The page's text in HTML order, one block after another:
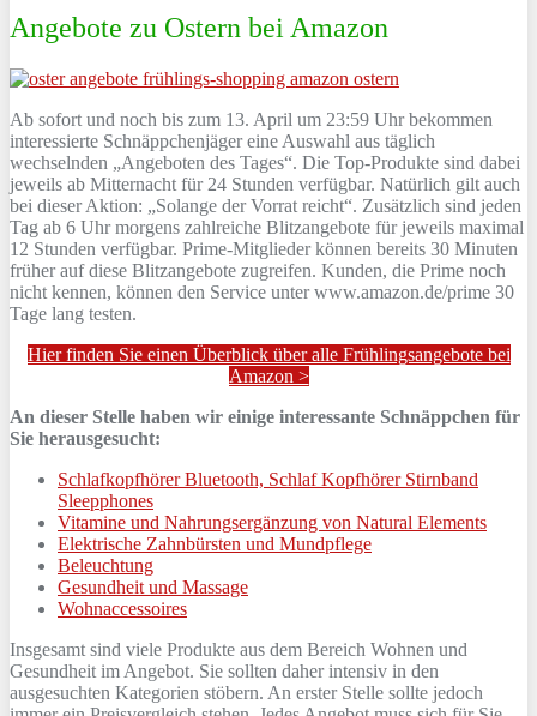
Angebote zu Ostern bei Amazon
Ab sofort und noch bis zum 13. April um 23:59 Uhr bekommen
interessierte Schnäppchenjäger eine Auswahl aus täglich
wechselnden „Angeboten des Tages“. Die Top-Produkte sind dabei
jeweils ab Mitternacht für 24 Stunden verfügbar. Natürlich gilt auch
bei dieser Aktion: „Solange der Vorrat reicht“. Zusätzlich sind jeden
Tag ab 6 Uhr morgens zahlreiche Blitzangebote für jeweils maximal
12 Stunden verfügbar. Prime-Mitglieder können bereits 30 Minuten
früher auf diese Blitzangebote zugreifen. Kunden, die Prime noch
nicht kennen, können den Service unter www.amazon.de/prime 30
Tage lang testen.
Hier finden Sie einen Überblick über alle Frühlingsangebote bei
Amazon >
An dieser Stelle haben wir einige interessante Schnäppchen für
Sie herausgesucht:
Schlafkopfhörer Bluetooth, Schlaf Kopfhörer Stirnband
Sleepphones
Vitamine und Nahrungsergänzung von Natural Elements
Elektrische Zahnbürsten und Mundpflege
Beleuchtung
Gesundheit und Massage
Wohnaccessoires
Insgesamt sind viele Produkte aus dem Bereich Wohnen und
Gesundheit im Angebot. Sie sollten daher intensiv in den
ausgesuchten Kategorien stöbern. An erster Stelle sollte jedoch